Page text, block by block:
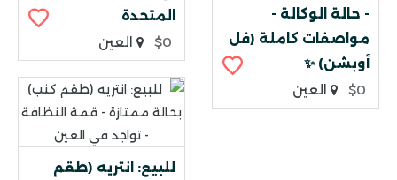
- حالة الوكالة -
مواصفات كاملة (فل
أوبشن) ✨
$0
العين
المتحدة
$0
العين
للبيع: انتريه (طقم